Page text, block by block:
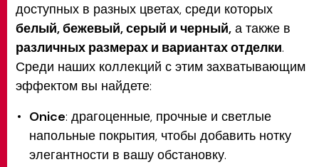
доступных в разных цветах, среди которых
белый, бежевый, серый и черный, а также в
различных размерах и вариантах отделки.
Среди наших коллекций с этим захватывающим
эффектом вы найдете:
Onice: драгоценные, прочные и светлые
напольные покрытия, чтобы добавить нотку
элегантности в вашу обстановку.